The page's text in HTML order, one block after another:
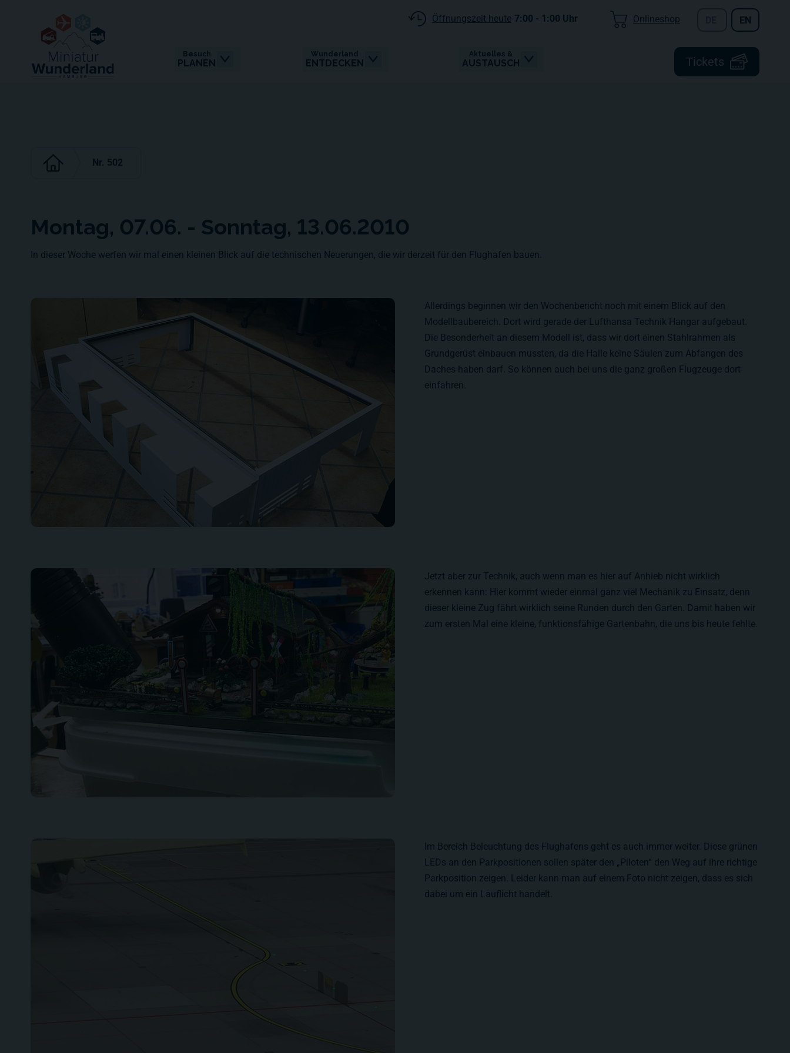
Tickets
Besuch
PLANEN
Wunderland
ENTDECKEN
Aktuelles &
AUSTAUSCH
Öffnungszeit heute 7:00 - 1:00 Uhr Onlineshop EN
Nr. 502
Montag, 07.06. - Sonntag, 13.06.2010
In dieser Woche werfen wir mal einen kleinen Blick auf die technischen Neuerungen, die wir derzeit für den Flughafen bauen.
Allerdings beginnen wir den Wochenbericht noch mit einem Blick auf den
Modellbaubereich. Dort wird gerade der Lufthansa Technik Hangar aufgebaut.
Die Besonderheit an diesem Modell ist, dass wir dort einen Stahlrahmen als
Grundgerüst einbauen mussten, da die Halle keine Säulen zum Abfangen des
Daches haben darf. So können auch bei uns die ganz großen Flugzeuge dort
einfahren.
Jetzt aber zur Technik, auch wenn man es hier auf Anhieb nicht wirklich
erkennen kann: Hier kommt wieder einmal ganz viel Mechanik zu Einsatz, denn
dieser kleine Zug fährt wirklich seine Runden durch den Garten. Damit haben wir
zum ersten Mal eine kleine, funktionsfähige Gartenbahn, die uns bis heute fehlte.
Im Bereich Beleuchtung des Flughafens geht es auch immer weiter. Diese grünen
LEDs an den Parkpositionen sollen später den „Piloten“ den Weg auf ihre richtige
Parkposition zeigen. Leider kann man auf einem Foto nicht zeigen, dass es sich
dabei um ein Lauflicht handelt.